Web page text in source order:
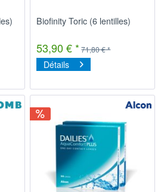
Biofinity Toric (6 lentilles)
53,90 € * 71,80 € *
Détails